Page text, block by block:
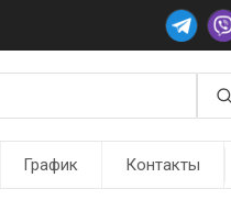
График Контакты